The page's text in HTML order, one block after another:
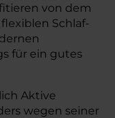
von dem
Schlaf-
für ein gutes
Aktive
wegen seiner